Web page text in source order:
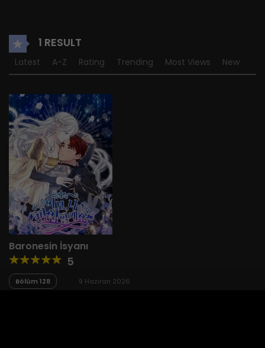
1 RESULT
Latest A-Z Rating Trending Most Views New
Baronesin İsyanı
5
Bölüm 128 9 Haziran 2026